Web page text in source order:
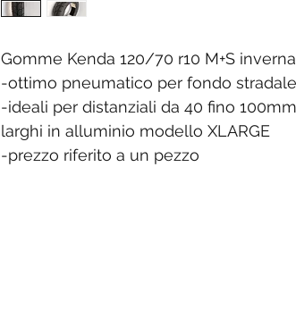
Gomme Kenda 120/70 r10 M+S
-ottimo pneumatico per fondo
-ideali per distanziali da 40 fino
larghi in alluminio modello XLARGE
-prezzo riferito a un pezzo